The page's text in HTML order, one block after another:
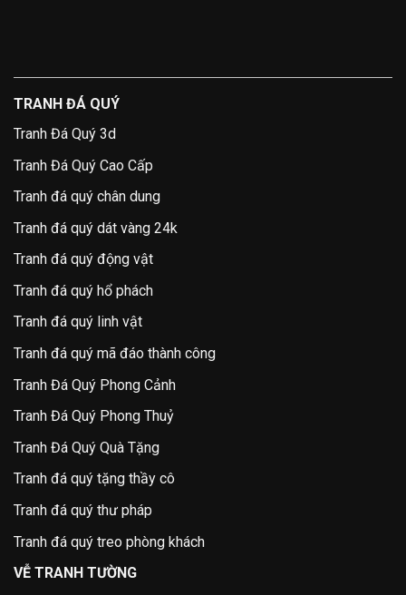
TRANH ĐÁ QUÝ
Tranh Đá Quý 3d
Tranh Đá Quý Cao Cấp
Tranh đá quý chân dung
Tranh đá quý dát vàng 24k
Tranh đá quý động vật
Tranh đá quý hổ phách
Tranh đá quý linh vật
Tranh đá quý mã đáo thành công
Tranh Đá Quý Phong Cảnh
Tranh Đá Quý Phong Thuỷ
Tranh Đá Quý Quà Tặng
Tranh đá quý tặng thầy cô
Tranh đá quý thư pháp
Tranh đá quý treo phòng khách
VỄ TRANH TƯỜNG